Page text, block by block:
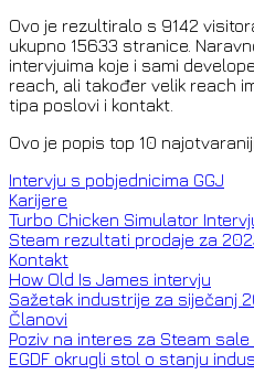
Ovo je rezultiralo s 9142
ukupno 15633 stranice.
intervjuima koje i sami
reach, ali također velik reach
tipa poslovi i kontakt.
Ovo je popis top 10
Intervju s pobjednicima GGJ
Karijere
Turbo Chicken Simulator
Steam rezultati prodaje za
Kontakt
How Old Is James intervju
Sažetak industrije za siječanj
Članovi
Poziv na interes za Steam sale
EGDF okrugli stol o stanju